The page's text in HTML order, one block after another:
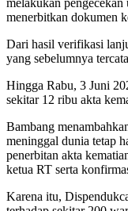
menerbitkan dokumen
Dari hasil verifikasi
yang sebelumnya
Hingga Rabu, 3 Juni
sekitar 12 ribu akta
Bambang
meninggal dunia tetap
penerbitan akta
ketua RT serta
Karena itu,